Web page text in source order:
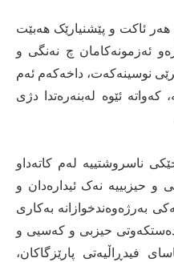
ئاکت و پێشنیارێک هەبێت
ئەزمونەکامان چ نەنگی و
نوسینەکەت، داخەکەم ئەم
کەواتە ئێوە لەبنەرەتدا دژی
ناسروشتییە لەم کاتەداو
و حیزبییە نەک ئیدارەدان و
بەرژەوەندخوازانە بەکاری
حیزبی و کەسیی و
فیدڕاڵیەتی پارێزگاکان،